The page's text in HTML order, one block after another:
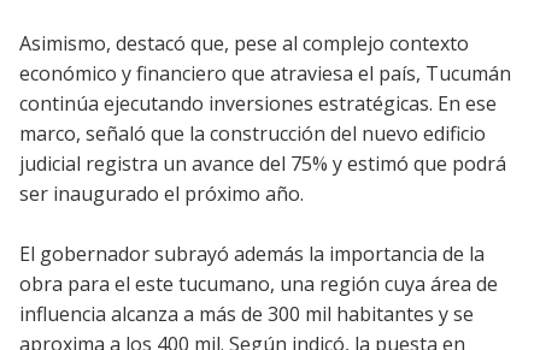
Asimismo, destacó que, pese al complejo contexto
económico y financiero que atraviesa el país, Tucumán
continúa ejecutando inversiones estratégicas. En ese
marco, señaló que la construcción del nuevo edificio
judicial registra un avance del 75% y estimó que podrá
ser inaugurado el próximo año.
El gobernador subrayó además la importancia de la
obra para el este tucumano, una región cuya área de
influencia alcanza a más de 300 mil habitantes y se
aproxima a los 400 mil. Según indicó, la puesta en